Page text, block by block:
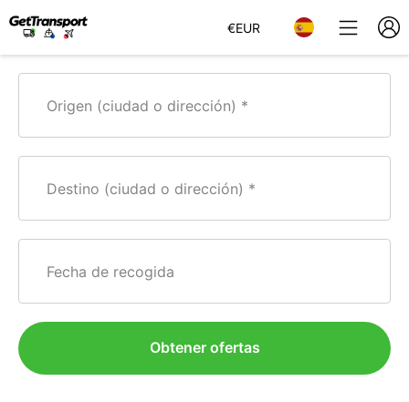
€EUR
Origen (ciudad o dirección)
Destino (ciudad o dirección)
Fecha de recogida
Obtener ofertas